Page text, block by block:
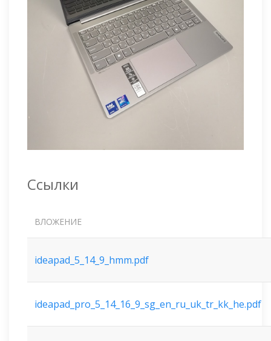
Ссылки
ВЛОЖЕНИЕ
ideapad_5_14_9_hmm.pdf
ideapad_pro_5_14_16_9_sg_en_ru_uk_tr_kk_he.pdf